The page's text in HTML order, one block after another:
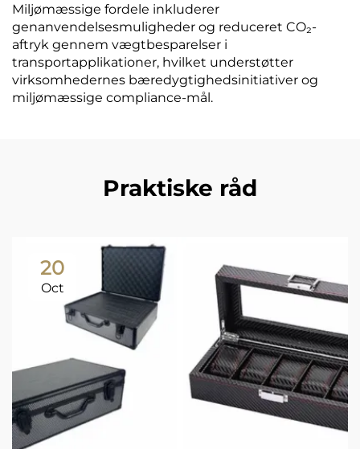
Miljømæssige fordele inkluderer
genanvendelsesmuligheder og reduceret CO₂-
aftryk gennem vægtbesparelser i
transportapplikationer, hvilket understøtter
virksomhedernes bæredygtighedsinitiativer og
miljømæssige compliance-mål.
Praktiske råd
20
Oct